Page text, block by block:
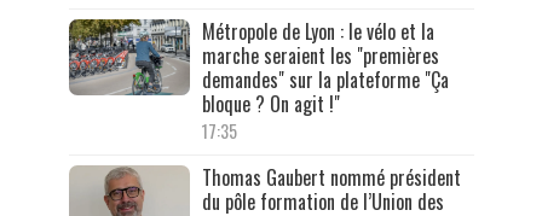
Métropole de Lyon : le vélo et la
marche seraient les "premières
demandes" sur la plateforme "Ça
bloque ? On agit !"
17:35
Thomas Gaubert nommé président
du pôle formation de l’Union des